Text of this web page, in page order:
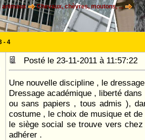
animaux
Chevaux, chèvres, moutons, ...
- 4
Posté le 23-11-2011 à 11:57:22
Une nouvelle discipline , le
Dressage académique , liberté
ou sans papiers , tous admis ),
costume , le choix de musique et
le siège social se trouve vers
adhérer .